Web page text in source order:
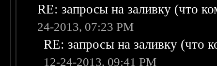
RE: запросы на заливку (что
24-2013, 07:23 PM
RE: запросы на заливку (что
12-24-2013, 09:41 PM